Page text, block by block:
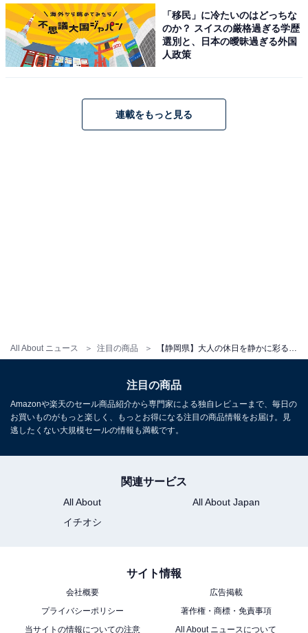
All About ニュース 注目の商品
「海一望絶景の宿 いなとり荘」は、全ての客室から東伊
豆の広大な海を一望できる絶景の宿です。展望大浴場
「うみ」や展望露天風呂「蒼空（SORA）」では、海へ
港で水揚げされた「金目鯛の煮付け」をはじめとする新
アクセス
所在地：静岡県賀茂郡東伊豆町稲取1531
交通手段：伊豆急行線「伊豆稲取駅」より徒歩約15分／
無料送迎バスで約5分／「東京用賀IC」より約2時間40分
大人1名（参考価格）：2万900円
※プラン・部屋により価格は変動します
チェックイン・チェックアウト
チェックイン：15:00
チェックアウト：12:00
※プランにより時間が異なる可能性があります
「移民」に冷たいのはどっちな
のか？ スイスの厳格過ぎる学歴
選別と、日本の曖昧過ぎる外国
人政策
連載をもっと見る
注目の商品
Amazonや楽天のセール商品紹介から専門家による独自レビューまで、毎日の
お買いものがもっと楽しく、もっとお得になる注目の商品情報をお届け。見
逃したくない大規模セールの情報も満載です。
関連サービス
All About
All About Japan
イチオシ
サイト情報
会社概要
広告掲載
プライバシーポリシー
著作権・商標・免責事項
当サイトの情報についての注意
All About ニュースについて